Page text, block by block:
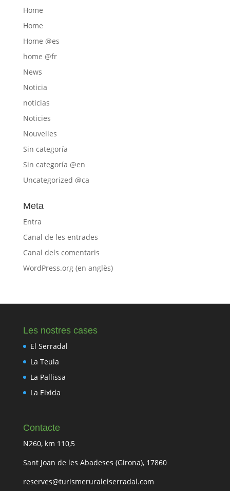
Home
Home
Home @es
home @fr
News
Noticia
noticias
Noticies
Nouvelles
Sin categoría
Sin categoría @en
Uncategorized @ca
Meta
Entra
Canal de les entrades
Canal dels comentaris
WordPress.org (en anglès)
Les nostres cases
El Serradal
La Teula
La Pallissa
La Eixida
Contacte
N260, km 110,5
Sant Joan de les Abadeses (Girona), 17860
reserves@turismeruralelserradal.com